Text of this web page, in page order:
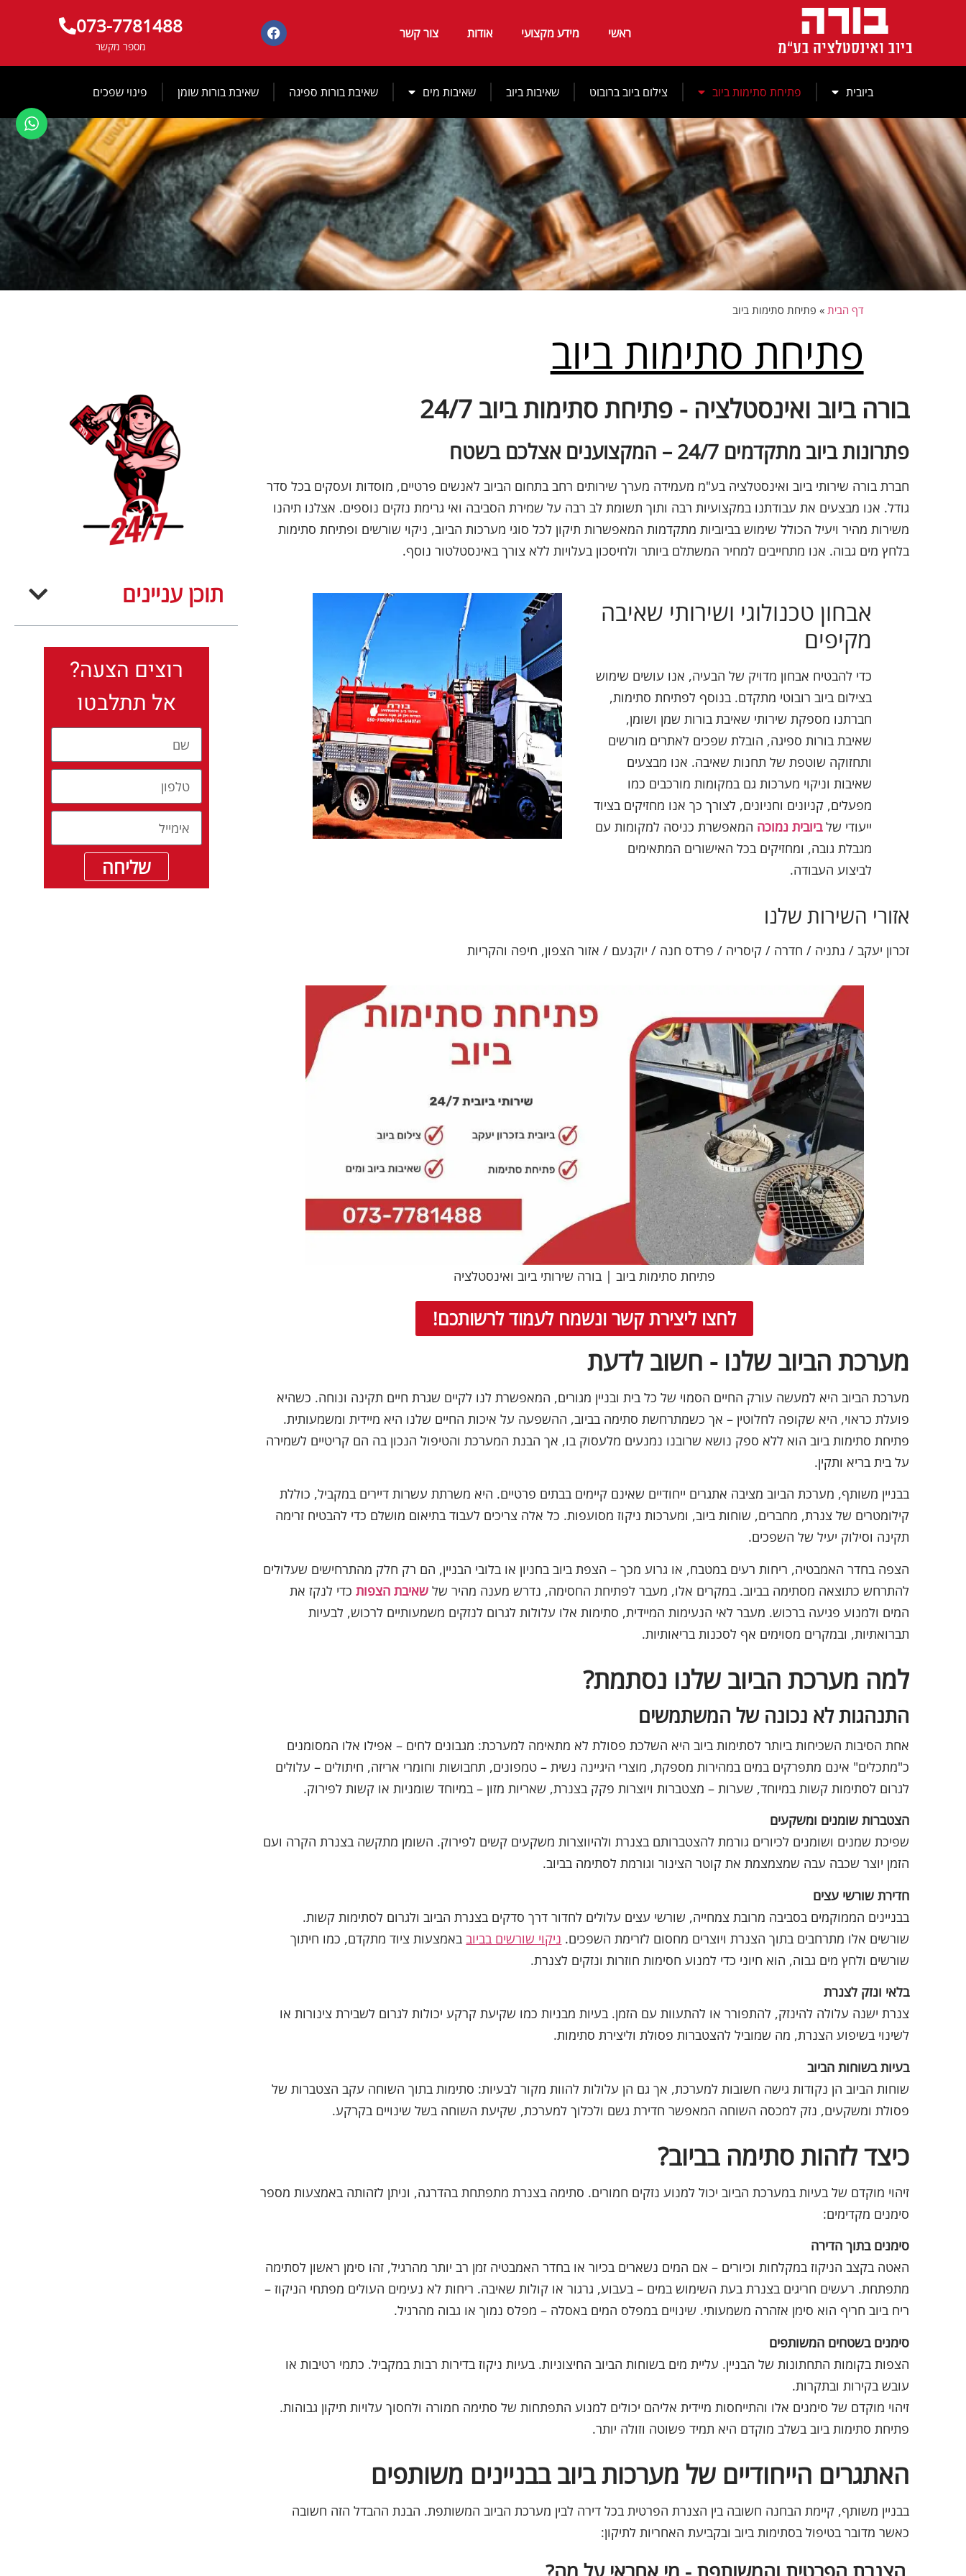
ראשי
מידע מקצועי אודות צור קשר 073-7781488
מספר מקשר
ביובית פתיחת סתימות ביוב צילום ביוב ברובוט שאיבות ביוב שאיבות מים שאיבת בורות ספיגה שאיבת בורות שומן פינוי שפכים
דף הבית » פתיחת סתימות ביוב
פתיחת סתימות ביוב
בורה ביוב ואינסטלציה - פתיחת סתימות ביוב 24/7
פתרונות ביוב מתקדמים 24/7 – המקצוענים אצלכם בשטח
חברת בורה שירותי ביוב ואינסטלציה בע"מ מעמידה מערך שירותים רחב בתחום הביוב לאנשים פרטיים, מוסדות ועסקים בכל סדר
גודל. אנו מבצעים את עבודתנו במקצועיות רבה ותוך תשומת לב רבה על שמירת הסביבה ואי גרימת נזקים נוספים. אצלנו תיהנו
משירות מהיר ויעיל הכולל שימוש בביוביות מתקדמות המאפשרות תיקון לכל סוגי מערכות הביוב, ניקוי שורשים ופתיחת סתימות
בלחץ מים גבוה. אנו מתחייבים למחיר המשתלם ביותר ולחיסכון בעלויות ללא צורך באינסטלטור נוסף.
אבחון טכנולוגי ושירותי שאיבה
מקיפים
כדי להבטיח אבחון מדויק של הבעיה, אנו עושים שימוש
בצילום ביוב רובוטי מתקדם. בנוסף לפתיחת סתימות,
חברתנו מספקת שירותי שאיבת בורות שמן ושומן,
שאיבת בורות ספיגה, הובלת שפכים לאתרים מורשים
ותחזוקה שוטפת של תחנות שאיבה. אנו מבצעים
שאיבות וניקוי מערכות גם במקומות מורכבים כמו
מפעלים, קניונים וחניונים, לצורך כך אנו מחזיקים בציוד
ייעודי שלביובית נמוכה המאפשרת כניסה למקומות עם
מגבלת גובה, ומחזיקים בכל האישורים המתאימים
לביצוע העבודה.
אזורי השירות שלנו
זכרון יעקב / נתניה / חדרה / קיסריה / פרדס חנה / יוקנעם / אזור הצפון, חיפה והקריות
פתיחת סתימות ביוב | בורה שירותי ביוב ואינסטלציה
לחצו ליצירת קשר ונשמח לעמוד לרשותכם!
מערכת הביוב שלנו - חשוב לדעת
מערכת הביוב היא למעשה עורק החיים הסמוי של כל בית ובניין מגורים, המאפשרת לנו לקיים שגרת חיים תקינה ונוחה. כשהיא
פועלת כראוי, היא שקופה לחלוטין – אך כשמתרחשת סתימה בביוב, ההשפעה על איכות החיים שלנו היא מיידית ומשמעותית.
פתיחת סתימות ביוב הוא ללא ספק נושא שרובנו נמנעים מלעסוק בו, אך הבנת המערכת והטיפול הנכון בה הם קריטיים לשמירה
על בית בריא ותקין.
בבניין משותף, מערכת הביוב מציבה אתגרים ייחודיים שאינם קיימים בבתים פרטיים. היא משרתת עשרות דיירים במקביל, כוללת
קילומטרים של צנרת, מחברים, שוחות ביוב, ומערכות ניקוז מסועפות. כל אלה צריכים לעבוד בתיאום מושלם כדי להבטיח זרימה
תקינה וסילוק יעיל של השפכים.
הצפה בחדר האמבטיה, ריחות רעים במטבח, או גרוע מכך – הצפת ביוב בחניון או בלובי הבניין, הם רק חלק מהתרחישים שעלולים
להתרחש כתוצאה מסתימה בביוב. במקרים אלו, מעבר לפתיחת החסימה, נדרש מענה מהיר של שאיבת הצפותכדי לנקז את
המים ולמנוע פגיעה ברכוש. מעבר לאי הנעימות המיידית, סתימות אלו עלולות לגרום לנזקים משמעותיים לרכוש, לבעיות
תברואתיות, ובמקרים מסוימים אף לסכנות בריאותיות.
למה מערכת הביוב שלנו נסתמת?
התנהגות לא נכונה של המשתמשים
אחת הסיבות השכיחות ביותר לסתימות ביוב היא השלכת פסולת לא מתאימה למערכת: מגבונים לחים – אפילו אלו המסומנים
כ"מתכלים" אינם מתפרקים במים במהירות מספקת, מוצרי היגיינה נשית – טמפונים, תחבושות וחומרי אריזה, חיתולים – עלולים
לגרום לסתימות קשות במיוחד, שערות – מצטברות ויוצרות פקק בצנרת, שאריות מזון – במיוחד שומניות או קשות לפירוק.
הצטברות שומנים ומשקעים
שפיכת שמנים ושומנים לכיורים גורמת להצטברותם בצנרת ולהיווצרות משקעים קשים לפירוק. השומן מתקשה בצנרת הקרה ועם
הזמן יוצר שכבה עבה שמצמצמת את קוטר הצינור וגורמת לסתימה בביוב.
חדירת שורשי עצים
בבניינים הממוקמים בסביבה מרובת צמחייה, שורשי עצים עלולים לחדור דרך סדקים בצנרת הביוב ולגרום לסתימות קשות.
שורשים אלו מתרחבים בתוך הצנרת ויוצרים מחסום לזרימת השפכים. ניקוי שורשים בביובבאמצעות ציוד מתקדם, כמו חיתוך
שורשים ולחץ מים גבוה, הוא חיוני כדי למנוע חסימות חוזרות ונזקים לצנרת.
בלאי ונזק לצנרת
צנרת ישנה עלולה להינזק, להתפורר או להתעוות עם הזמן. בעיות מבניות כמו שקיעת קרקע יכולות לגרום לשבירת צינורות או
לשינוי בשיפוע הצנרת, מה שמוביל להצטברות פסולת וליצירת סתימות.
בעיות בשוחות הביוב
שוחות הביוב הן נקודות גישה חשובות למערכת, אך גם הן עלולות להוות מקור לבעיות: סתימות בתוך השוחה עקב הצטברות של
פסולת ומשקעים, נזק למכסה השוחה המאפשר חדירת גשם ולכלוך למערכת, שקיעת השוחה בשל שינויים בקרקע.
כיצד לזהות סתימה בביוב?
זיהוי מוקדם של בעיות במערכת הביוב יכול למנוע נזקים חמורים. סתימה בצנרת מתפתחת בהדרגה, וניתן לזהותה באמצעות מספר
סימנים מקדימים:
סימנים בתוך הדירה
האטה בקצב הניקוז במקלחות וכיורים – אם המים נשארים בכיור או בחדר האמבטיה זמן רב יותר מהרגיל, זהו סימן ראשון לסתימה
מתפתחת. רעשים חריגים בצנרת בעת השימוש במים – בעבוע, גרגור או קולות שאיבה. ריחות לא נעימים העולים מפתחי הניקוז –
ריח ביוב חריף הוא סימן אזהרה משמעותי. שינויים במפלס המים באסלה – מפלס נמוך או גבוה מהרגיל.
סימנים בשטחים המשותפים
הצפות בקומות התחתונות של הבניין. עליית מים בשוחות הביוב החיצוניות. בעיות ניקוז בדירות רבות במקביל. כתמי רטיבות או
עובש בקירות ובתקרות.
זיהוי מוקדם של סימנים אלו והתייחסות מיידית אליהם יכולים למנוע התפתחות של סתימה חמורה ולחסוך עלויות תיקון גבוהות.
פתיחת סתימות ביוב בשלב מוקדם היא תמיד פשוטה וזולה יותר.
האתגרים הייחודיים של מערכות ביוב בבניינים משותפים
בבניין משותף, קיימת הבחנה חשובה בין הצנרת הפרטית בכל דירה לבין מערכת הביוב המשותפת. הבנת ההבדל הזה חשובה
כאשר מדובר בטיפול בסתימות ביוב ובקביעת האחריות לתיקון:
תוכן עניינים
רוצים הצעה?
אל תתלבטו
שליחה